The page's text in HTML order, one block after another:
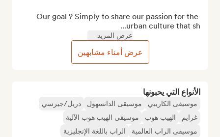
الأنواع التي يحبونها
موسيقى الكاريبي موسيقى الدانسهول
دريل/جيرسي
غرايم
الهيب هوب
موسيقى الهيب هوب الآلية
موسيقى الراب العالمية
الراب باللغة الإنجليزية
Our goal ? Simply to share our passion for the
urban culture that sh...
عرض المزيد
عرض أمناء مشابهين